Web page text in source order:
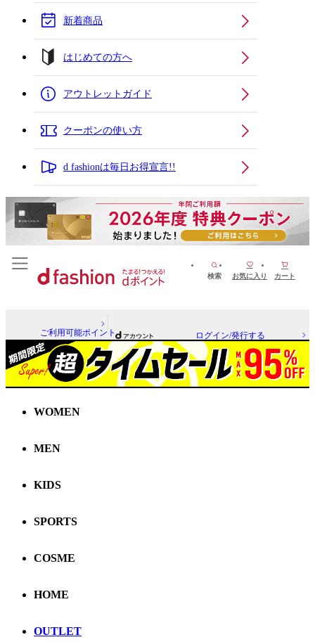
新着商品
はじめての方へ
アウトレットガイド
クーポンの使い方
d fashionは毎日お得宣言!!
検索 お気に入り カート
ご利用可能ポイント ログイン/発行する
WOMEN
MEN
KIDS
SPORTS
COSME
HOME
OUTLET